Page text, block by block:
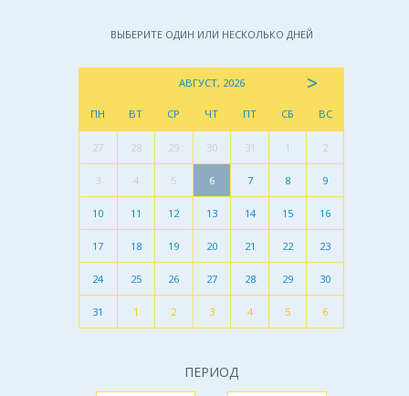
ВЫБЕРИТЕ ОДИН ИЛИ НЕСКОЛЬКО ДНЕЙ
АВГУСТ, 2026 >
ПН ВТ СР ЧТ ПТ СБ ВС
27 28 29 30 31 1 2
3 4 5 6 7 8 9
10 11 12 13 14 15 16
17 18 19 20 21 22 23
24 25 26 27 28 29 30
31 1 2 3 4 5 6
ПЕРИОД